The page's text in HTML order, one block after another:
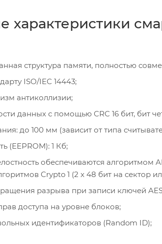
характеристики
структура памяти, полностью
ISO/IEC 14443;
антиколлизии;
данных с помощью CRC 16 бит, бит
до 100 мм (зависит от типа
(EEPROM): 1 Кб;
обеспечиваются алгоритмом
Crypto 1 (2 x 48 бит на сектор
разрыва при записи ключей
доступа на уровне блоков;
идентификаторов (Random ID);